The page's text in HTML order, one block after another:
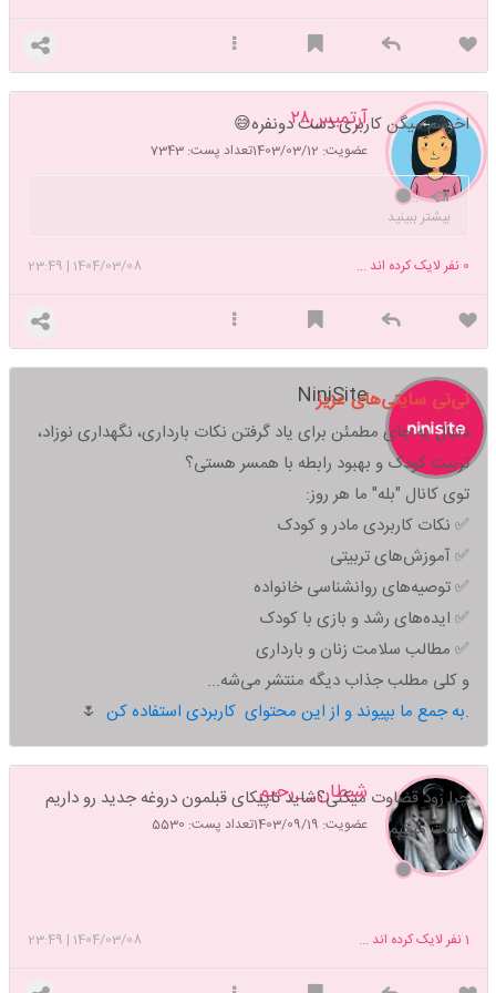
آرتمیس۲۸
عضویت: 1403/03/12 تعداد پست: 7343
اخرشم میگن کاربری دست دونفره😅
..
بیشتر ببینید
1404/03/08
|
23:49 0 نفر لایک کرده اند ...
NiniSite
نی‌نی سایتی‌های عزیز
دنبال یه جای مطمئن برای یاد گرفتن نکات بارداری، نگهداری نوزاد،
تربیت کودک و بهبود رابطه با همسر هستی؟
توی کانال "بله" ما هر روز:
✅ نکات کاربردی مادر و کودک
✅ آموزش‌های تربیتی
✅ توصیه‌های روانشناسی خانواده
✅ ایده‌های رشد و بازی با کودک
✅ مطالب سلامت زنان و بارداری
و کلی مطلب جذاب دیگه منتشر می‌شه...
به جمع ما بپیوند و از این محتوای کاربردی استفاده کن.
🌷
شیطان__رحیم
عضویت: 1403/09/19 تعداد پست: 5530
چرا زود قضاوت میکنی؟شاید تاپیکای قبلمون دروغه جدید رو داریم
راست میگیم
1404/03/08
|
23:49 1نفر لایک کرده اند ...